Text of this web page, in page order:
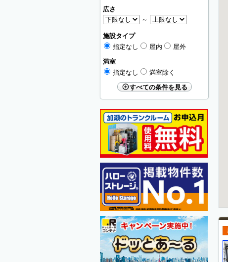
広さ
～
施設タイプ
指定なし
屋内
屋外
満室
指定なし
満室除く
すべての条件を見る